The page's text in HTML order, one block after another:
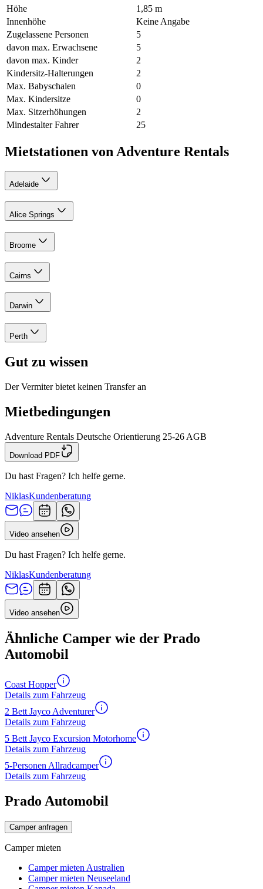
Höhe
1,85 m
Innenhöhe
Keine Angabe
Zugelassene Personen
5
davon max. Erwachsene
5
davon max. Kinder
2
Kindersitz-Halterungen
2
Max. Babyschalen
0
Max. Kindersitze
0
Max. Sitzerhöhungen
2
Mindestalter Fahrer
25
Mietstationen von Adventure Rentals
Adelaide
Alice Springs
Broome
Cairns
Darwin
Perth
Gut zu wissen
Der Vermiter bietet keinen Transfer an
Mietbedingungen
Adventure Rentals Deutsche Orientierung 25-26 AGB
Download PDF
Du hast Fragen? Ich helfe gerne.
NiklasKundenberatung
Video ansehen
Du hast Fragen? Ich helfe gerne.
NiklasKundenberatung
Video ansehen
Ähnliche Camper wie der Prado
Automobil
Coast Hopper
Details zum Fahrzeug
2 Bett Jayco Adventurer
Details zum Fahrzeug
5 Bett Jayco Excursion Motorhome
Details zum Fahrzeug
5-Personen Allradcamper
Details zum Fahrzeug
Prado Automobil
Camper anfragen
Camper mieten
Camper mieten Australien
Camper mieten Neuseeland